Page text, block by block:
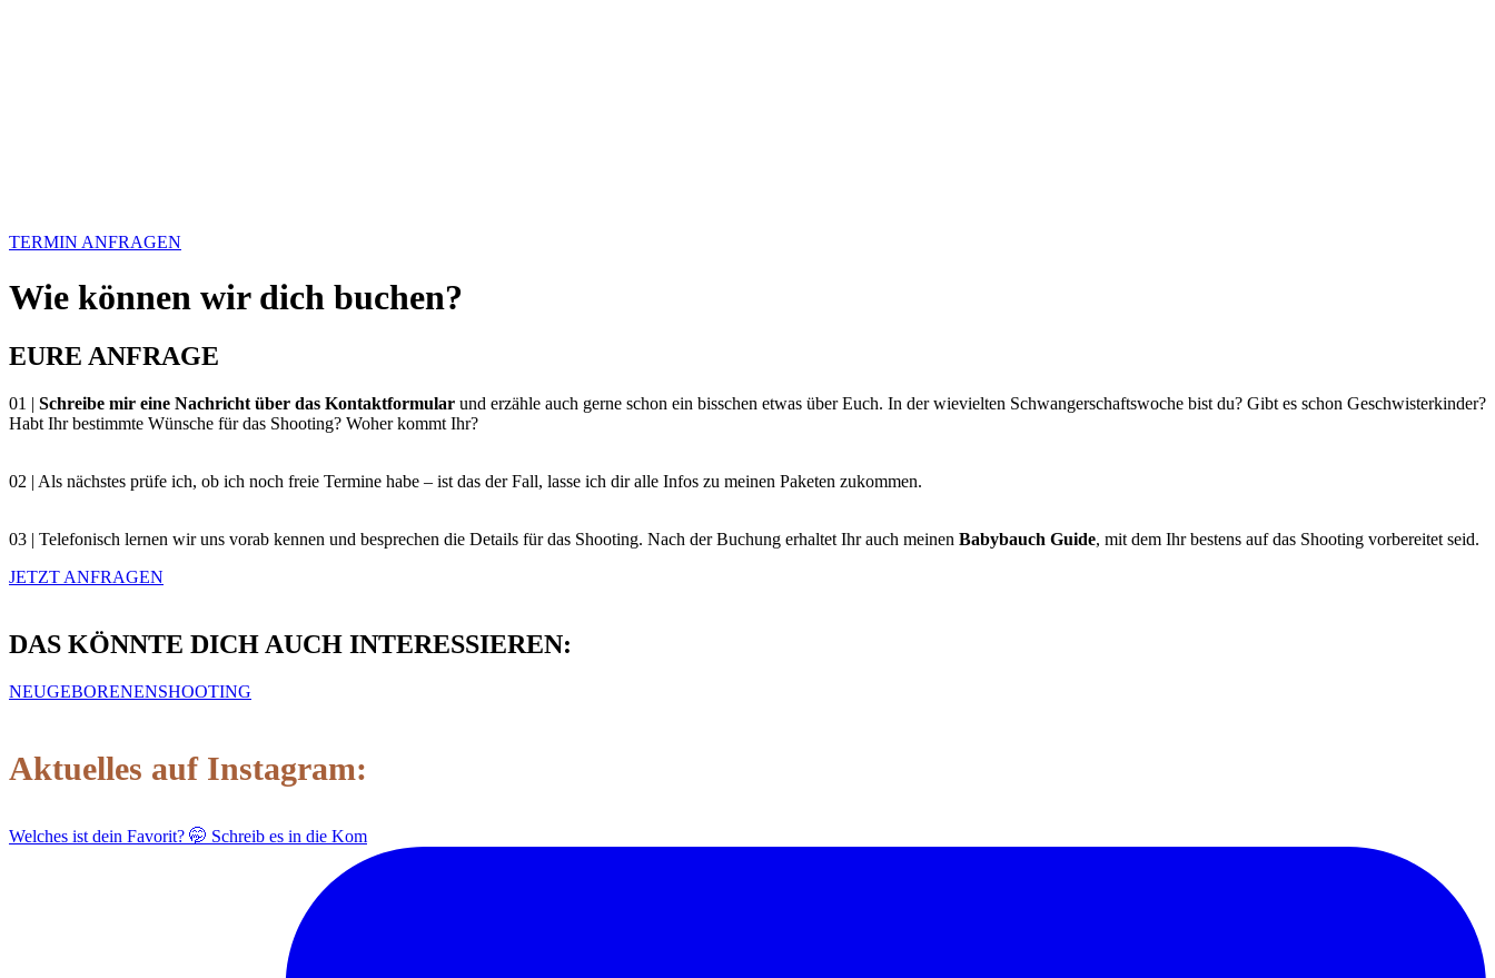
TERMIN ANFRAGEN
Wie können wir dich buchen?
EURE ANFRAGE
01 | Schreibe mir eine Nachricht über das Kontaktformular und erzähle auch gerne schon ein bisschen etwas über Euch. In der wievielten Schwangerschaftswoche bist du? Gibt es schon Geschwisterkinder?
Habt Ihr bestimmte Wünsche für das Shooting? Woher kommt Ihr?
02 | Als nächstes prüfe ich, ob ich noch freie Termine habe – ist das der Fall, lasse ich dir alle Infos zu meinen Paketen zukommen.
03 | Telefonisch lernen wir uns vorab kennen und besprechen die Details für das Shooting. Nach der Buchung erhaltet Ihr auch meinen Babybauch Guide, mit dem Ihr bestens auf das Shooting vorbereitet seid.
JETZT ANFRAGEN
DAS KÖNNTE DICH AUCH INTERESSIEREN:
NEUGEBORENENSHOOTING
Aktuelles auf Instagram:
Welches ist dein Favorit? 🤭 Schreib es in die Kom